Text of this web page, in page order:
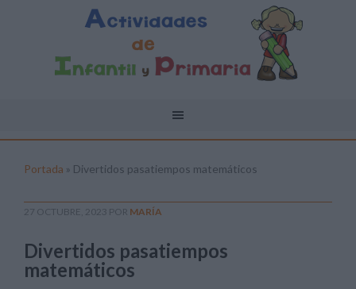
Portada » Divertidos pasatiempos matemáticos
27 OCTUBRE, 2023 POR MARÍA
Divertidos pasatiempos
matemáticos